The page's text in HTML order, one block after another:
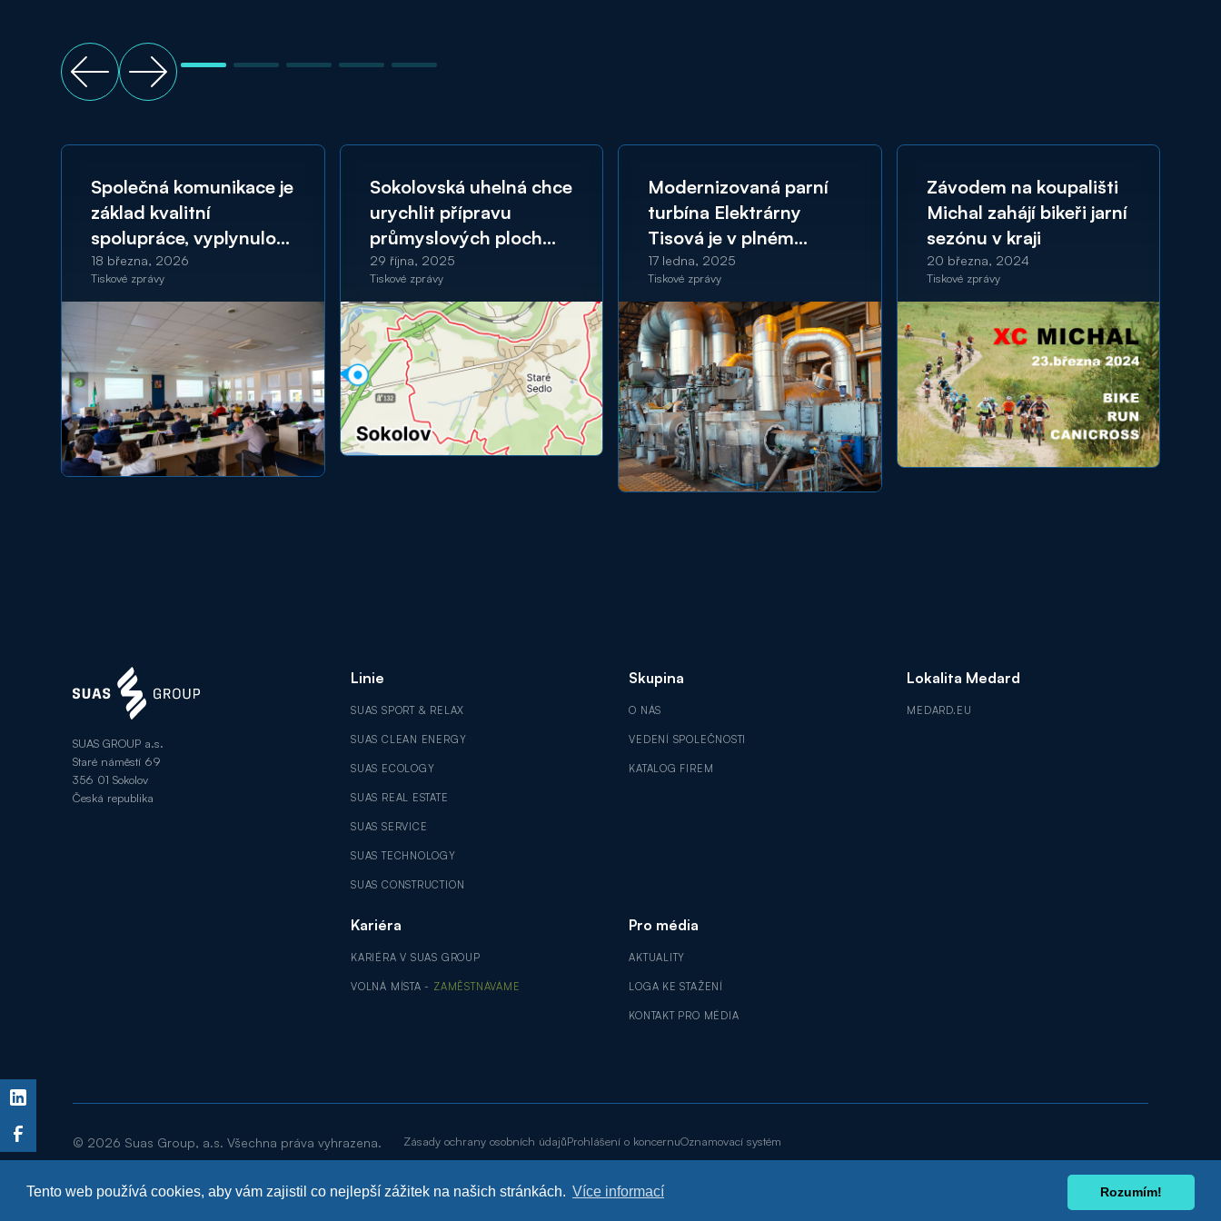
Tento web používá cookies, aby vám zajistil co nejlepší zážitek na našich stránkách. Více informací Rozumím!
Společná komunikace je
základ kvalitní
spolupráce, vyplynulo
ze setkání zástupců
SUAS se sokolovskými
zastupiteli
18 března, 2026
Tiskové zprávy
Sokolovská uhelná chce
urychlit přípravu
průmyslových ploch
v regionu. Nevyužije
proto limitující
evropskou dotaci
29 října, 2025
Tiskové zprávy
Modernizovaná parní
turbína Elektrárny
Tisová je v plném
provozu
17 ledna, 2025
Tiskové zprávy
Závodem na koupališti
Michal zahájí bikeři jarní
sezónu v kraji
20 března, 2024
Tiskové zprávy
SUAS GROUP a.s.
Staré náměstí 69
356 01 Sokolov
Česká republika
Linie
SUAS SPORT & RELAX
SUAS CLEAN ENERGY
SUAS ECOLOGY
SUAS REAL ESTATE
SUAS SERVICE
SUAS TECHNOLOGY
SUAS CONSTRUCTION
Skupina
O NÁS
VEDENÍ SPOLEČNOSTI
KATALOG FIREM
Lokalita Medard
MEDARD.EU
Kariéra
KARIÉRA V SUAS GROUP
VOLNÁ MÍSTA - ZAMĚSTNÁVÁME
Pro média
AKTUALITY
LOGA KE STAŽENÍ
KONTAKT PRO MÉDIA
© 2026 Suas Group, a.s. Všechna práva vyhrazena. Zásady ochrany osobních údajůProhlášení o koncernuOznamovací systém